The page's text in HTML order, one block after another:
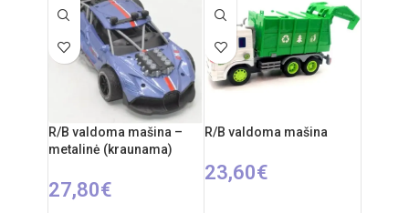
R/B valdoma mašina –
metalinė (kraunama)
27,80€
R/B valdoma mašina
23,60€